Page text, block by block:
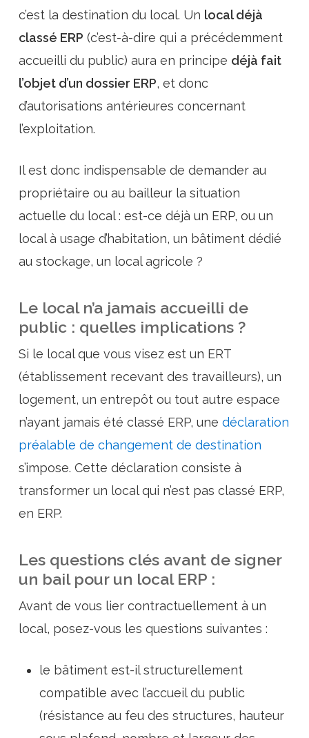
c’est la destination du local. Un local déjà
classé ERP (c’est-à-dire qui a précédemment
accueilli du public) aura en principe déjà fait
l’objet d’un dossier ERP, et donc
d’autorisations antérieures concernant
l’exploitation.
Il est donc indispensable de demander au
propriétaire ou au bailleur la situation
actuelle du local : est-ce déjà un ERP, ou un
local à usage d’habitation, un bâtiment dédié
au stockage, un local agricole ?
Le local n’a jamais accueilli de
public : quelles implications ?
Si le local que vous visez est un ERT
(établissement recevant des travailleurs), un
logement, un entrepôt ou tout autre espace
n’ayant jamais été classé ERP, une déclaration
préalable de changement de destination
s’impose. Cette déclaration consiste à
transformer un local qui n’est pas classé ERP,
en ERP.
Les questions clés avant de signer
un bail pour un local ERP :
Avant de vous lier contractuellement à un
local, posez-vous les questions suivantes :
le bâtiment est-il structurellement
compatible avec l’accueil du public
(résistance au feu des structures, hauteur